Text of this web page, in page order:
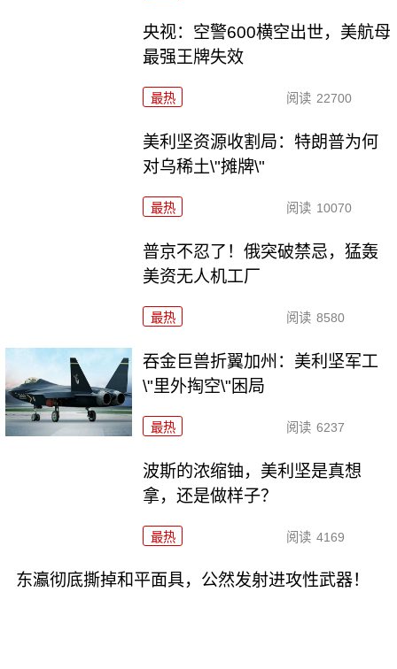
央视：空警600横空出世，美航母
最强王牌失效
最热 阅读 22700
美利坚资源收割局：特朗普为何
对乌稀土\"摊牌\"
最热 阅读 10070
普京不忍了！俄突破禁忌，猛轰
美资无人机工厂
最热 阅读 8580
吞金巨兽折翼加州：美利坚军工
\"里外掏空\"困局
最热 阅读 6237
波斯的浓缩铀，美利坚是真想
拿，还是做样子？
最热 阅读 4169
东瀛彻底撕掉和平面具，公然发射进攻性武器！